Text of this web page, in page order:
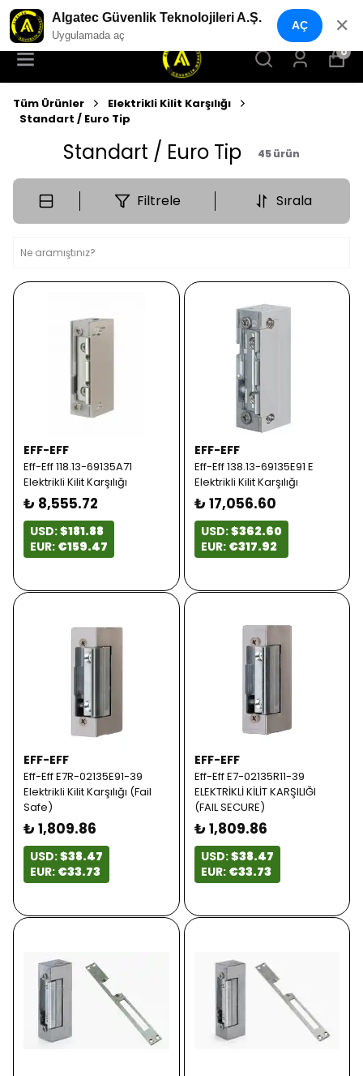
YENI NESIL GÜVENLIK GEÇIŞ SISTEMLERI
0
Tüm Ürünler
Elektrikli Kilit Karşılığı
Standart / Euro Tip
Standart / Euro Tip 45ürün
Filtrele Sırala
EFF-EFF
Eff-Eff 118.13-69135A71
Elektrikli Kilit Karşılığı
₺ 8,555.72
USD:$181.88
EUR: €159.47
EFF-EFF
Eff-Eff 138.13-69135E91 E
Elektrikli Kilit Karşılığı
₺ 17,056.60
USD:$362.60
EUR: €317.92
EFF-EFF
Eff-Eff E7R-02135E91-39
Elektrikli Kilit Karşılığı (Fail
Safe)
₺ 1,809.86
USD:$38.47
EUR: €33.73
EFF-EFF
Eff-Eff E7-02135R11-39
ELEKTRİKLİ KİLİT KARŞILIĞI
(FAIL SECURE)
₺ 1,809.86
USD:$38.47
EUR: €33.73
Algatec Güvenlik Teknolojileri A.Ş.
Uygulamada aç
AÇ ✕